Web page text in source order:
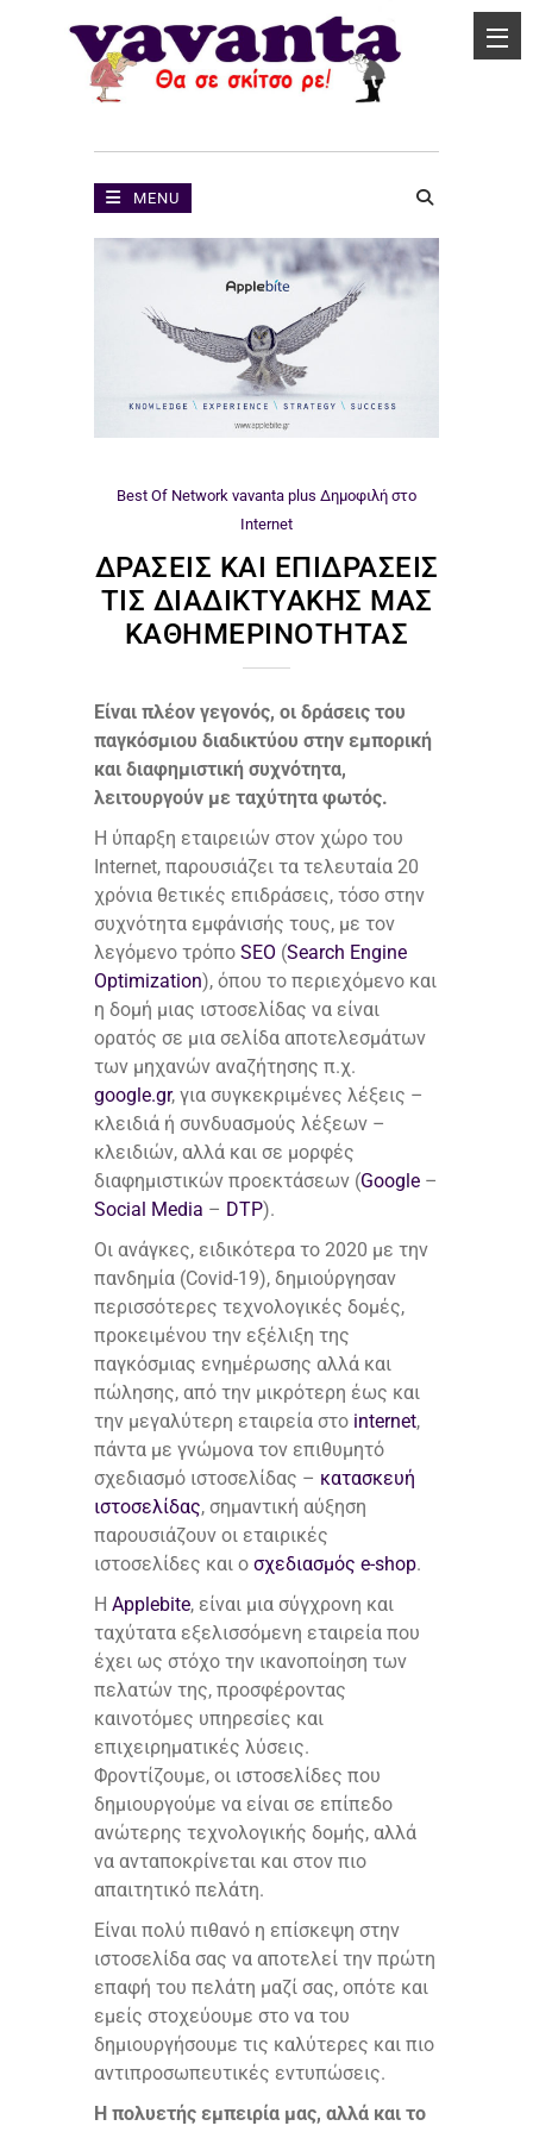
MENU
Best Of Network vavanta plus Δημοφιλή στο
Internet
ΔΡΆΣΕΙΣ ΚΑΙ ΕΠΙΔΡΆΣΕΙΣ
ΤΙΣ ΔΙΑΔΙΚΤΥΑΚΉΣ ΜΑΣ
ΚΑΘΗΜΕΡΙΝΌΤΗΤΑΣ
Είναι πλέον γεγονός, οι δράσεις του
παγκόσμιου διαδικτύου στην εμπορική
και διαφημιστική συχνότητα,
λειτουργούν με ταχύτητα φωτός.
Η ύπαρξη εταιρειών στον χώρο του
Internet, παρουσιάζει τα τελευταία 20
χρόνια θετικές επιδράσεις, τόσο στην
συχνότητα εμφάνισής τους, με τον
λεγόμενο τρόπο SEO (Search Engine
Optimization), όπου το περιεχόμενο και
η δομή μιας ιστοσελίδας να είναι
ορατός σε μια σελίδα αποτελεσμάτων
των μηχανών αναζήτησης π.χ.
google.gr, για συγκεκριμένες λέξεις –
κλειδιά ή συνδυασμούς λέξεων –
κλειδιών, αλλά και σε μορφές
διαφημιστικών προεκτάσεων (Google –
Social Media – DTP).
Οι ανάγκες, ειδικότερα το 2020 με την
πανδημία (Covid-19), δημιούργησαν
περισσότερες τεχνολογικές δομές,
προκειμένου την εξέλιξη της
παγκόσμιας ενημέρωσης αλλά και
πώλησης, από την μικρότερη έως και
την μεγαλύτερη εταιρεία στο internet,
πάντα με γνώμονα τον επιθυμητό
σχεδιασμό ιστοσελίδας – κατασκευή
ιστοσελίδας, σημαντική αύξηση
παρουσιάζουν οι εταιρικές
ιστοσελίδες και ο σχεδιασμός e-shop.
Η Applebite, είναι μια σύγχρονη και
ταχύτατα εξελισσόμενη εταιρεία που
έχει ως στόχο την ικανοποίηση των
πελατών της, προσφέροντας
καινοτόμες υπηρεσίες και
επιχειρηματικές λύσεις.
Φροντίζουμε, οι ιστοσελίδες που
δημιουργούμε να είναι σε επίπεδο
ανώτερης τεχνολογικής δομής, αλλά
να ανταποκρίνεται και στον πιο
απαιτητικό πελάτη.
Είναι πολύ πιθανό η επίσκεψη στην
ιστοσελίδα σας να αποτελεί την πρώτη
επαφή του πελάτη μαζί σας, οπότε και
εμείς στοχεύουμε στο να του
δημιουργήσουμε τις καλύτερες και πιο
αντιπροσωπευτικές εντυπώσεις.
Η πολυετής εμπειρία μας, αλλά και το